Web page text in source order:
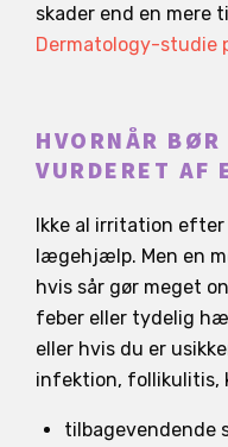
skader end en mere
Dermatology-studie
HVORNÅR BØR
VURDERET AF
Ikke al irritation
lægehjælp. Men en
hvis sår gør meget
feber eller tydelig
eller hvis du er
infektion, follikulitis,
tilbagevendende